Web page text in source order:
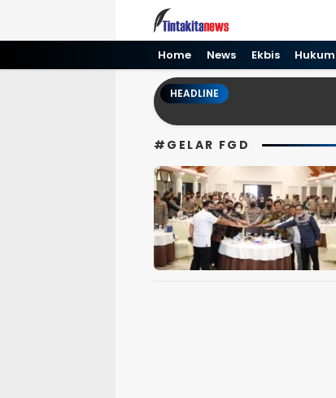
Tinta kita News
Informasi Terkini
Home News Ekbis Hukum
HEADLINE
#GELAR FGD